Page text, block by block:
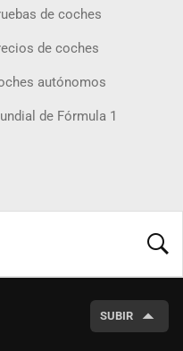
de coches
de coches
autónomos
de Fórmula 1
SUBIR